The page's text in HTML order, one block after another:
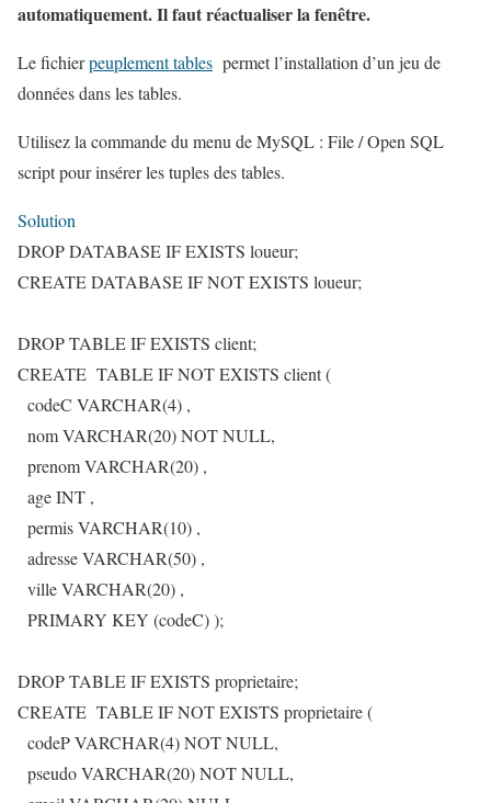
automatiquement. Il faut réactualiser la fenêtre.
Le fichierpeuplement tables permet l’installation d’un jeu de
données dans les tables.
Utilisez la commande du menu de MySQL : File / Open SQL
script pour insérer les tuples des tables.
Solution
DROP DATABASE IF EXISTS loueur;
CREATE DATABASE IF NOT EXISTS loueur;
DROP TABLE IF EXISTS client;
CREATE TABLE IF NOT EXISTS client (
codeC VARCHAR(4) ,
nom VARCHAR(20) NOT NULL,
prenom VARCHAR(20) ,
age INT ,
permis VARCHAR(10) ,
adresse VARCHAR(50) ,
ville VARCHAR(20) ,
PRIMARY KEY (codeC) );
DROP TABLE IF EXISTS proprietaire;
CREATE TABLE IF NOT EXISTS proprietaire (
codeP VARCHAR(4) NOT NULL,
pseudo VARCHAR(20) NOT NULL,